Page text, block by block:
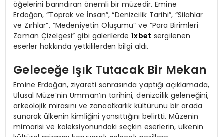
öğelerini barındıran önemli bir müzedir. Emine
Erdoğan, “Toprak ve İnsan”, “Denizcilik Tarihi”, “Silahlar
ve Zırhlar”, “Medeniyetin Oluşumu” ve “Para Birimleri
Zaman Çizelgesi” gibi galerilerde1xbet sergilenen
eserler hakkında yetkililerden bilgi aldı.
Geleceğe Işık Tutacak Bir Mekan
Emine Erdoğan, ziyareti sonrasında yaptığı açıklamada,
Ulusal Müze’nin Umman’ın tarihini, denizcilik geleneğini,
arkeolojik mirasını ve zanaatkarlık kültürünü bir arada
sunarak ülkenin kimliğini yansıttığını belirtti. Müzenin
mimarisi ve koleksiyonundaki seçkin eserlerin, ülkenin